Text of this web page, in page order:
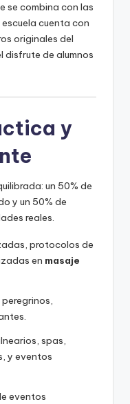
se combina con las
cuenta con
originales del
disfrute de alumnos
y
un 50% de
y un 50% de
reales.
protocolos de
en masaje
spas,
y eventos
eventos